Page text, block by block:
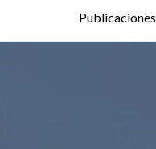
Publicaciones